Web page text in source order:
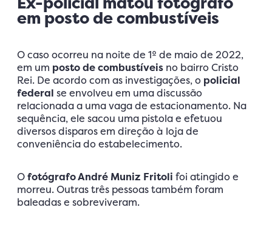
em posto de combustíveis
O caso ocorreu na noite de 1º de maio de 2022,
em um posto de combustíveis no bairro Cristo
Rei. De acordo com as investigações, o policial
federal se envolveu em uma discussão
relacionada a uma vaga de estacionamento. Na
sequência, ele sacou uma pistola e efetuou
diversos disparos em direção à loja de
conveniência do estabelecimento.
Ofotógrafo André Muniz Fritoli foi atingido e
morreu. Outras três pessoas também foram
baleadas e sobreviveram.